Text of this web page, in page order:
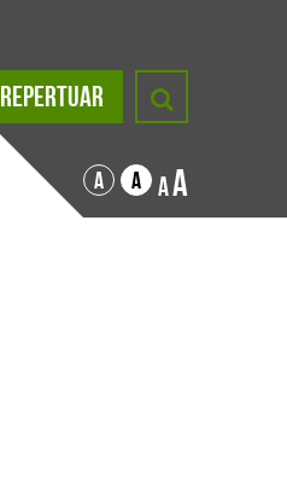
REPERTUAR
A A AA